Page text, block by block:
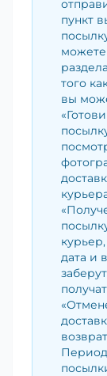
пункт
можете
того
вы
дата и
Период